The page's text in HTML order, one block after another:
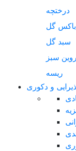
درختچه
باکس گل
سبد گل
سبز
ریسه
و دکوری